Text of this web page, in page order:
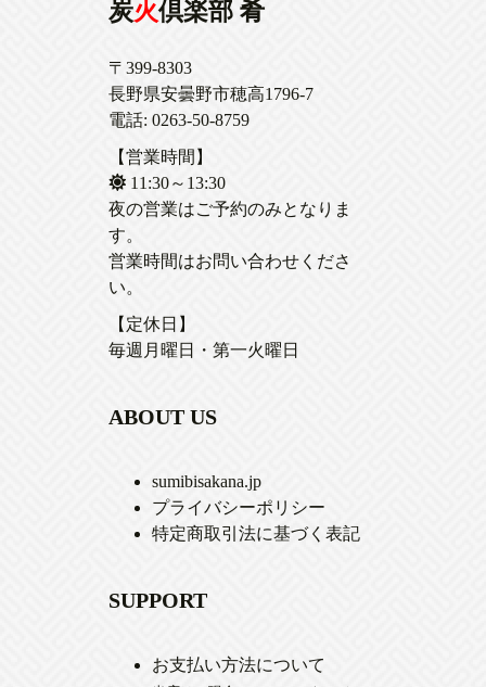
炭火倶楽部 肴
〒399-8303
長野県安曇野市穂高1796-7
電話: 0263-50-8759
【営業時間】
11:30～13:30
夜の営業はご予約のみとなりま
す。
営業時間はお問い合わせくださ
い。
【定休日】
毎週月曜日・第一火曜日
ABOUT US
sumibisakana.jp
プライバシーポリシー
特定商取引法に基づく表記
SUPPORT
お支払い方法について